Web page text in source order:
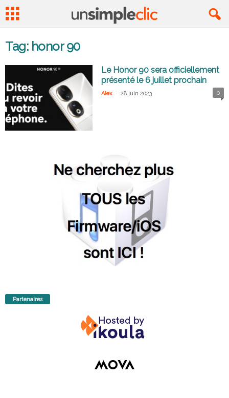
Tag: honor 90
Le Honor 90 sera officiellement
présenté le 6 juillet prochain
Alex - 28 juin 2023 0
Partenaires